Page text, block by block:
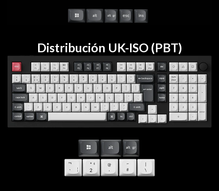
Distribución UK-ISO (PBT)